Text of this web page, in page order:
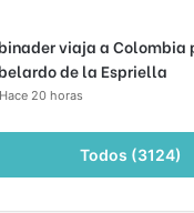
viaja a Colombia
de la Espriella
Hace 20 horas
Todos (3124)